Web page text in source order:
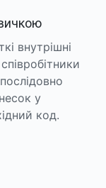
внутрішні
у
код.